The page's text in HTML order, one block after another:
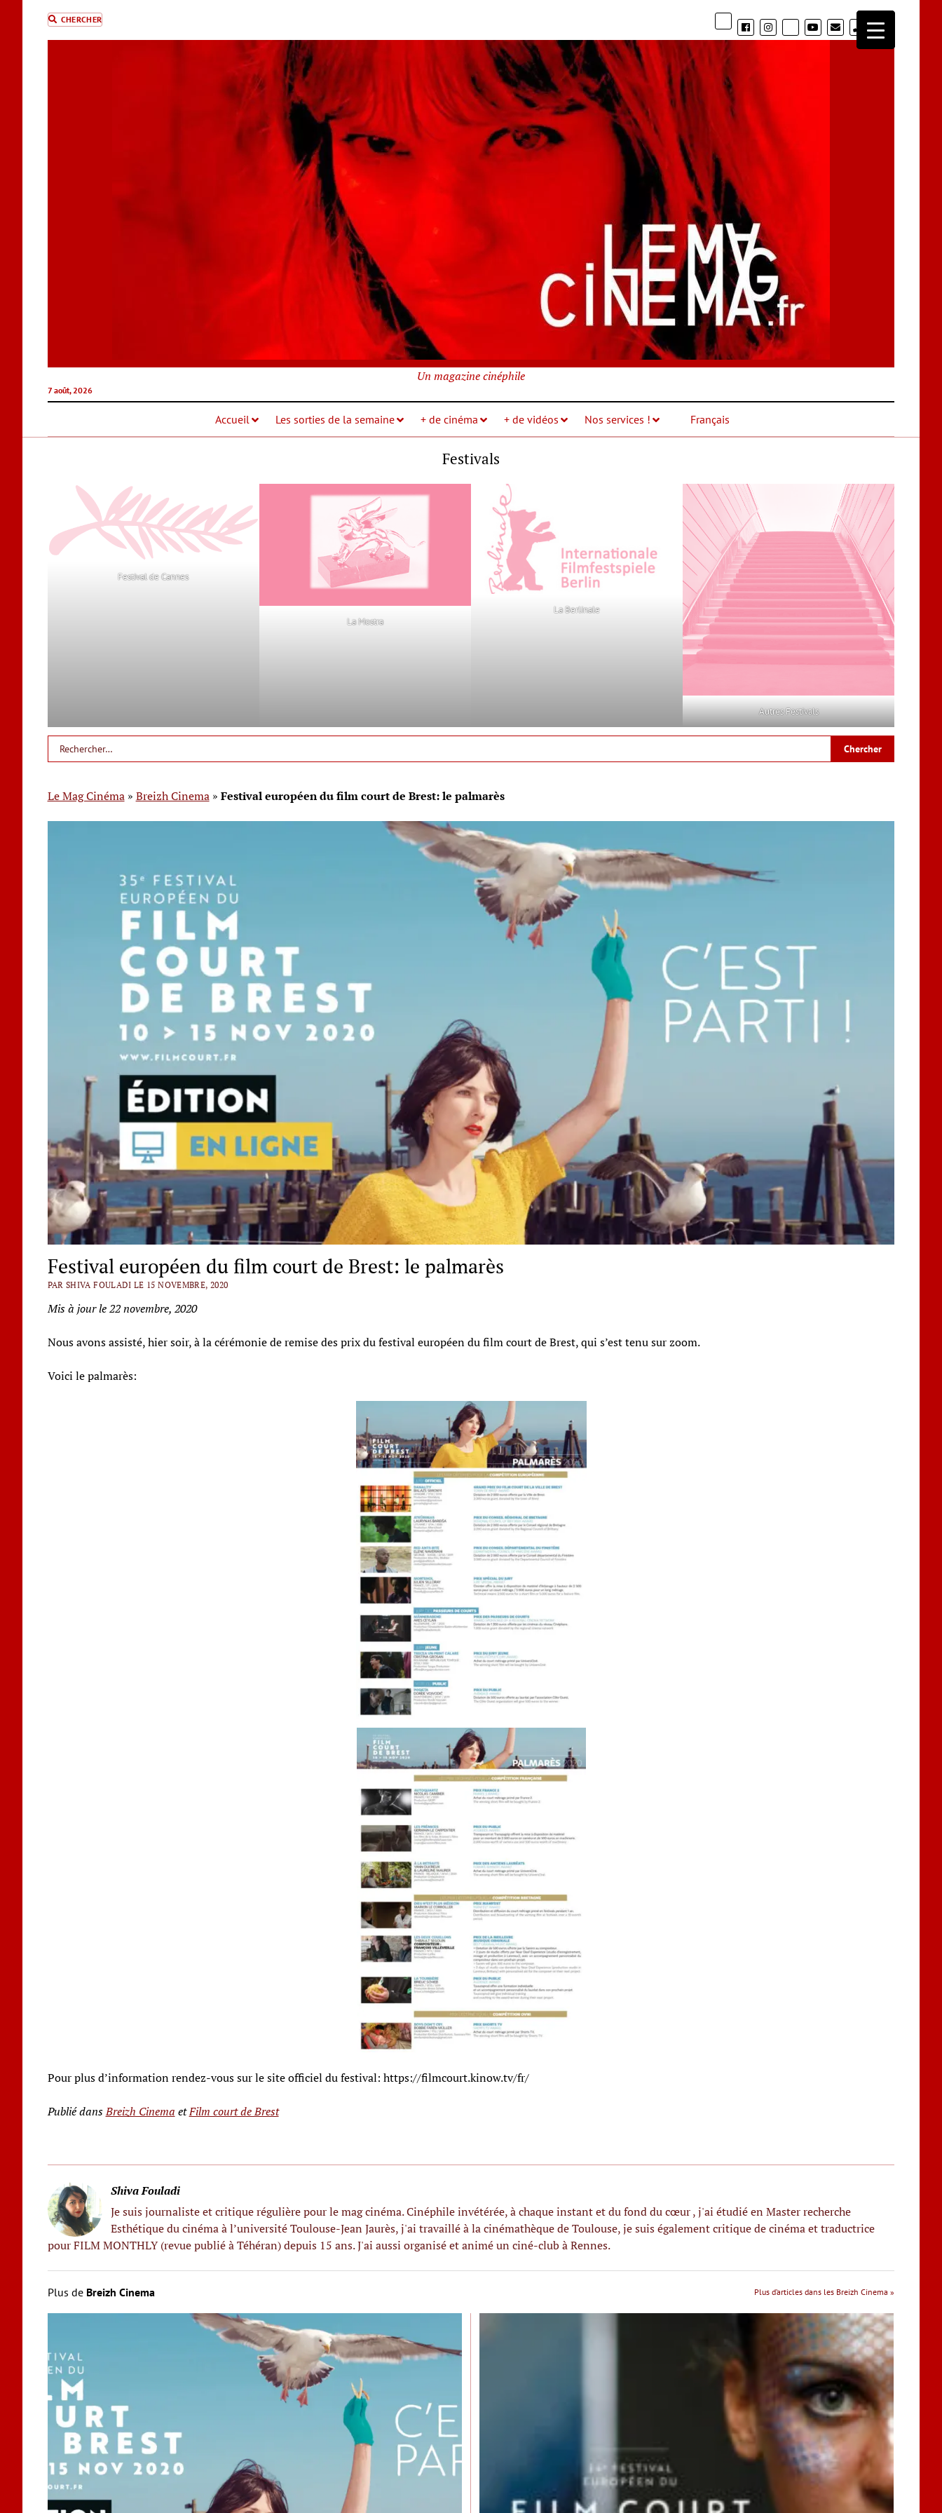
CHERCHER phone
7 août, 2026
Un magazine cinéphile
Accueil Les sorties de la semaine + de cinéma + de vidéos Nos services ! Français
Festivals
Festival de Cannes
La Mostra
La Berlinale
Autres Festivals
Le Mag Cinéma» Breizh Cinema» Festival européen du film court de Brest: le palmarès
Festival européen du film court de Brest: le palmarès
PAR SHIVA FOULADI LE 15 NOVEMBRE, 2020
Mis à jour le 22 novembre, 2020
Nous avons assisté, hier soir, à la cérémonie de remise des prix du festival européen du film court de Brest, qui s’est tenu sur zoom.
Voici le palmarès:
Pour plus d’information rendez-vous sur le site officiel du festival: https://filmcourt.kinow.tv/fr/
Publié dansBreizh Cinema etFilm court de Brest
Shiva Fouladi
Je suis journaliste et critique régulière pour le mag cinéma. Cinéphile invétérée, à chaque instant et du fond du cœur , j'ai étudié en Master recherche
Esthétique du cinéma à l’université Toulouse-Jean Jaurès, j'ai travaillé à la cinémathèque de Toulouse, je suis également critique de cinéma et traductrice
pour FILM MONTHLY (revue publié à Téhéran) depuis 15 ans. J'ai aussi organisé et animé un ciné-club à Rennes.
Plus de Breizh Cinema Plus d’articles dans les Breizh Cinema »